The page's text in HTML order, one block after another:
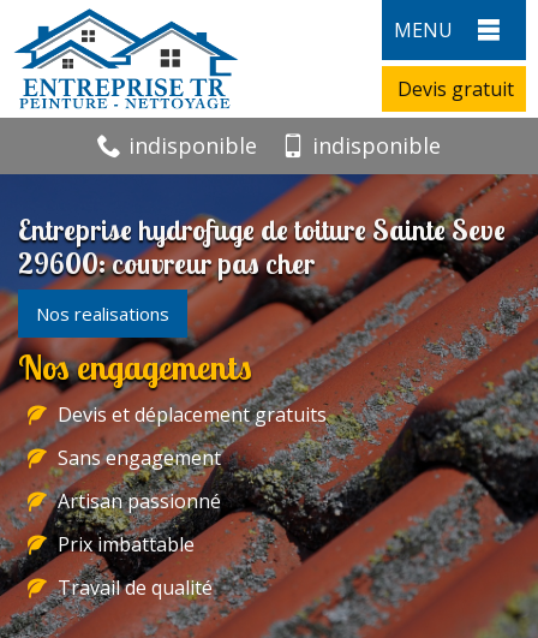
MENU
Devis gratuit
indisponible indisponible
Entreprise hydrofuge de toiture Sainte Seve
29600: couvreur pas cher
Nos realisations
Nos engagements
Devis et déplacement gratuits
Sans engagement
Artisan passionné
Prix imbattable
Travail de qualité